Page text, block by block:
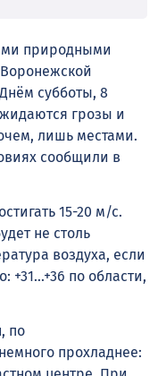
природными
субботы, 8
грозы и
лишь местами.
сообщили в
15-20 м/с.
не столь
воздуха, если
+31…+36 по области,
по
прохладнее: